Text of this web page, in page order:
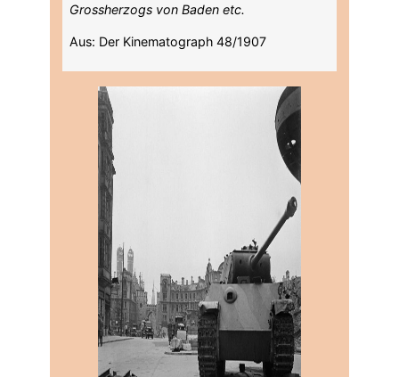
Grossherzogs von Baden etc.
Aus: Der Kinematograph 48/1907